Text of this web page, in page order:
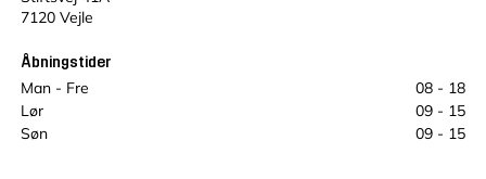
7120 Vejle
Åbningstider
Man - Fre
08 - 18
Lør
09 - 15
Søn
09 - 15